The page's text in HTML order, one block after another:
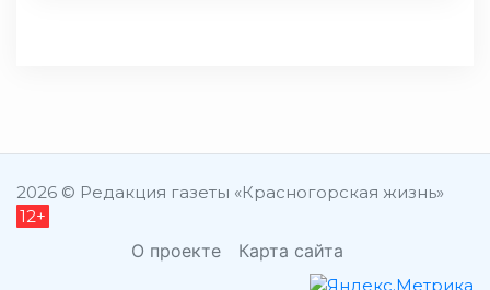
2026 © Редакция газеты «Красногорская жизнь»
12+
О проекте Карта сайта